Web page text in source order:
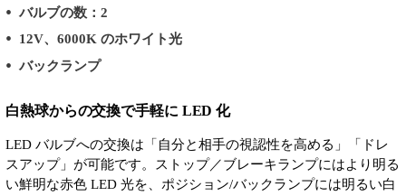
バルブの数：2
12V、6000K のホワイト光
バックランプ
白熱球からの交換で手軽に LED 化
LED バルブへの交換は「自分と相手の視認性を高める」「ドレ
スアップ」が可能です。ストップ／ブレーキランプにはより明る
い鮮明な赤色 LED 光を、ポジション/バックランプには明るい白